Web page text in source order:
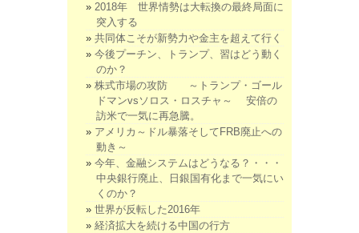
2018年 世界情勢は大転換の最終局面に
突入する
共同体こそが新勢力や金主を超えて行く
今後プーチン、トランプ、習はどう動く
のか？
株式市場の攻防 ～トランプ・ゴール
ドマンvsソロス・ロスチャ～ 安倍の
訪米で一気に再急騰。
アメリカ～ドル暴落そしてFRB廃止への
動き～
今年、金融システムはどうなる？・・・
中央銀行廃止、日銀国有化まで一気にい
くのか？
世界が反転した2016年
経済拡大を続ける中国の行方